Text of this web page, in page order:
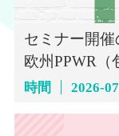
セミナー開催
欧州PPWR（
インセミナー
時間 2026-